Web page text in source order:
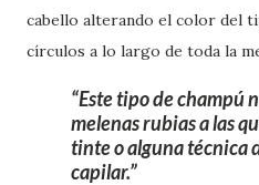
cabello alterando el color del
círculos a lo largo de toda la
Este tipo de champú
melenas rubias a las
tinte o alguna técnica
capilar.